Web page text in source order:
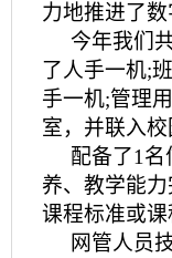
力地推进了数
今年我们
了人手一机;
手一机;管理
室，并联入校
配备了1
养、教学能
课程标准或课
网管人员